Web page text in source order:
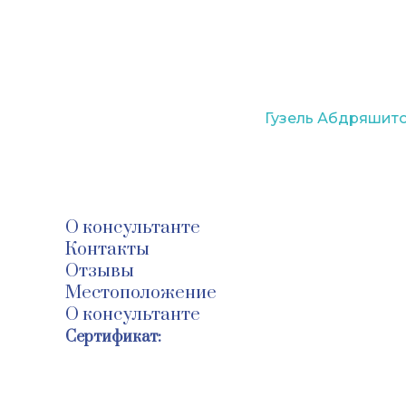
Гузель
О консультанте
Контакты
Отзывы
Местоположение
О консультанте
Сертификат: